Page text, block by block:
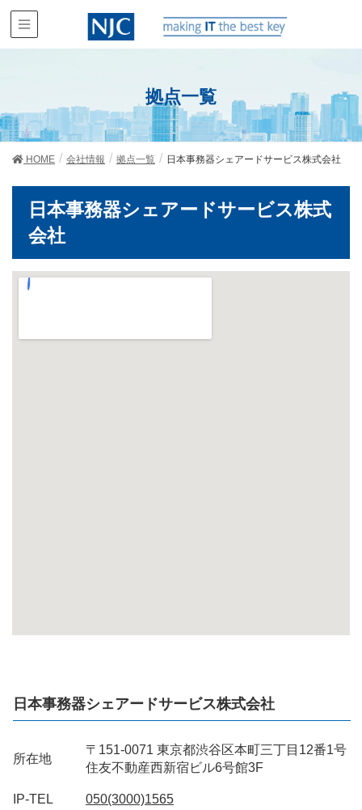
拠点一覧
HOME 会社情報 拠点一覧 日本事務器シェアードサービス株式会社
日本事務器シェアードサービス株式
会社
日本事務器シェアードサービス株式会社
所在地
〒151-0071 東京都渋谷区本町三丁目12番1号
住友不動産西新宿ビル6号館3F
IP-TEL 050(3000)1565